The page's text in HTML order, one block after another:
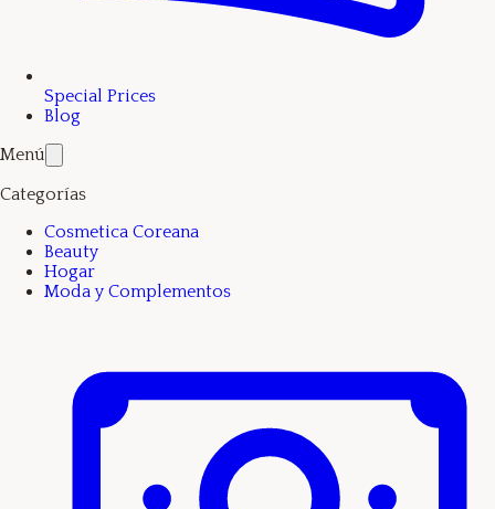
Special Prices
Blog
Menú
Categorías
Cosmetica Coreana
Beauty
Hogar
Moda y Complementos